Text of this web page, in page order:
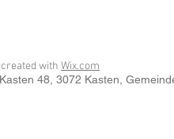
with Wix.com
, Kasten 48 , 3072 Kasten ,